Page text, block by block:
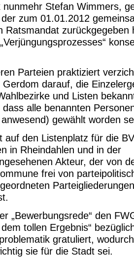
Stefan Wimmers,
zum 01.01.2012
Ratsmandat zurückgegeben
Parteien praktiziert
darauf, die
und Listen
alle benannten
gewählt worden
auf den Listenplatz für die
in Rheindahlen und in der
Akteur, der von
frei von
„Bewerbungsrede“ den
tollen Ergebnis“
gratuliert,
sie für die Stadt sei.